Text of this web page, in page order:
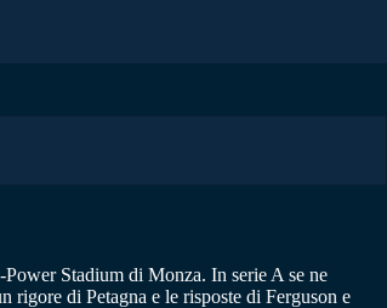
Stadium di Monza. In serie A se ne
rigore di Petagna e le risposte di Ferguson e